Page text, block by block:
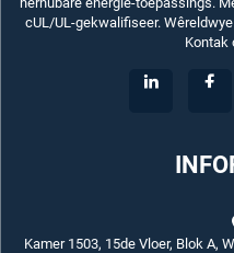
cUL/UL-gekwalifiseer.
Kontak
Kamer 1503, 15de Vloer, Blok A,